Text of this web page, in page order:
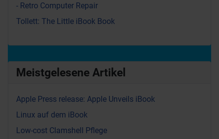
Meistgelesene Artikel
Apple Press release: Apple Unveils iBook
Linux auf dem iBook
Low-cost Clamshell Pflege
- Retro Computer Repair
Tollett: The Little iBook Book